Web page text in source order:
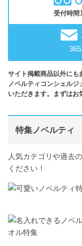
受付時間
365
サイト掲載商品以外にも
ノベルティコンシェル
いただきます。まずはお
特集ノベルティ
人気カテゴリや過去
ください！